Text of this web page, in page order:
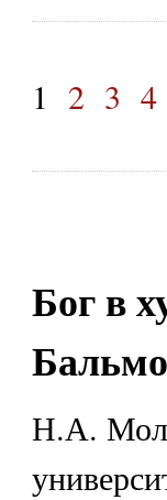
1 2 3 4
Бог в
Н.А.